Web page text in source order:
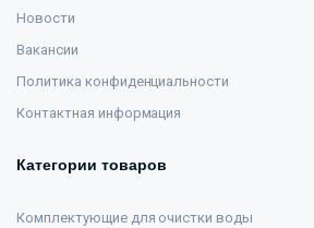
Новости
Вакансии
Политика конфиденциальности
Контактная информация
Категории товаров
Комплектующие для очистки воды